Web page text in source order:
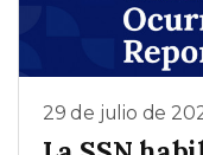
29 de julio de